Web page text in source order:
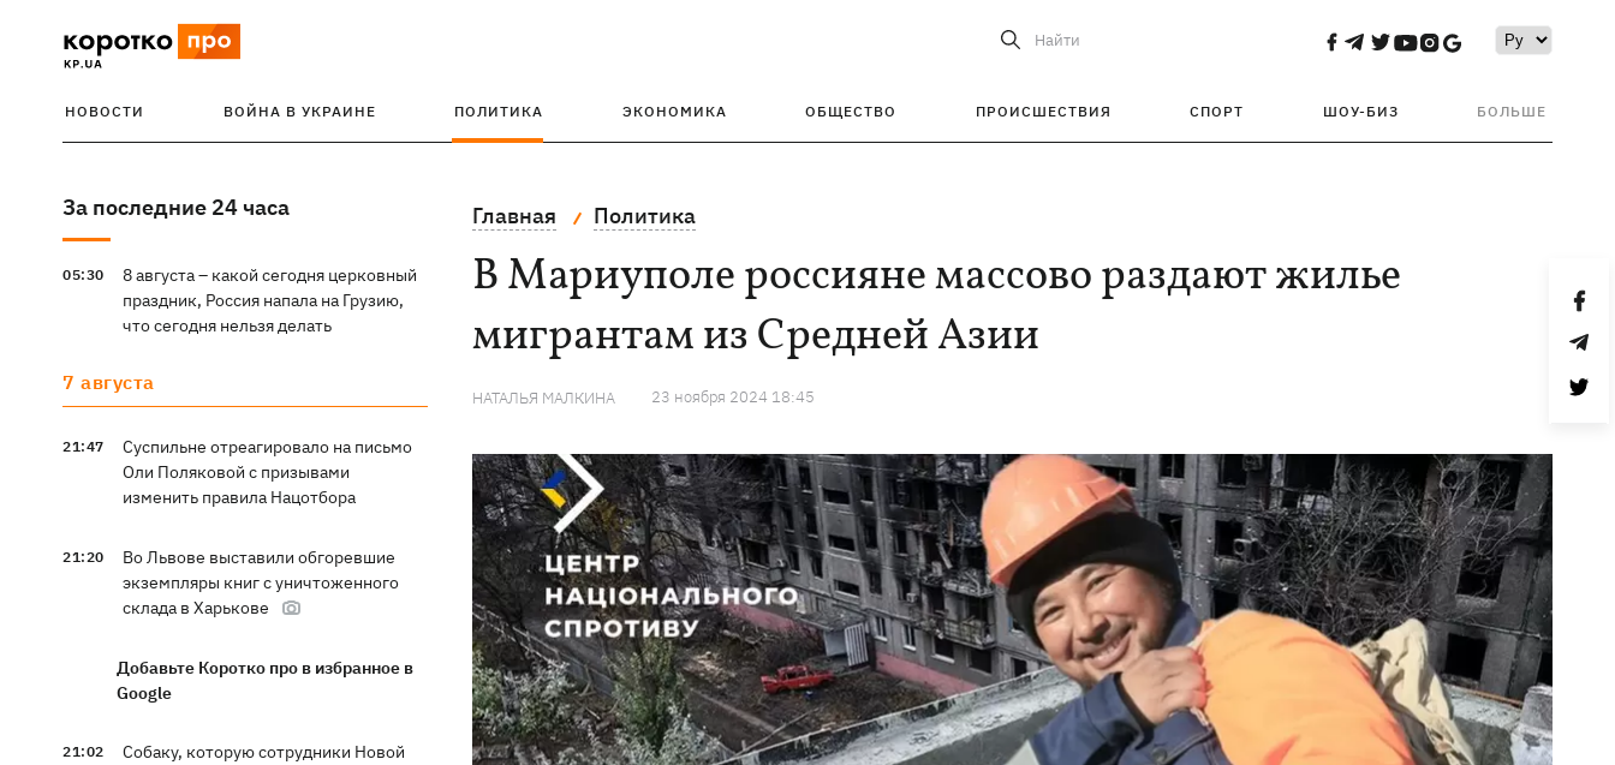
Найти
НОВОСТИ ВОЙНА В УКРАИНЕ ПОЛИТИКА ЭКОНОМИКА ОБЩЕСТВО ПРОИСШЕСТВИЯ СПОРТ ШОУ-БИЗ БОЛЬШЕ
За последние 24 часа
05:30
8 августа – какой сегодня церковный
праздник, Россия напала на Грузию,
что сегодня нельзя делать
7 августа
21:47
Суспильне отреагировало на письмо
Оли Поляковой с призывами
изменить правила Нацотбора
21:20
Во Львове выставили обгоревшие
экземпляры книг с уничтоженного
склада в Харькове
Добавьте Коротко про в избранное в
Google
21:02
Собаку, которую сотрудники Новой
Главная Политика
В Мариуполе россияне массово раздают жилье
мигрантам из Средней Азии
НАТАЛЬЯ МАЛКИНА 23 ноября 2024 18:45